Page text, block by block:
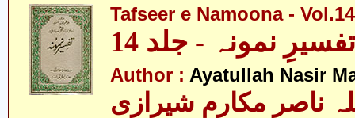
Tafseer e Namoona - Vol.14
تفسیرِ نمونہ - جلد 14
Author : Ayatullah Nasir
ناصر مکارم شیرازی